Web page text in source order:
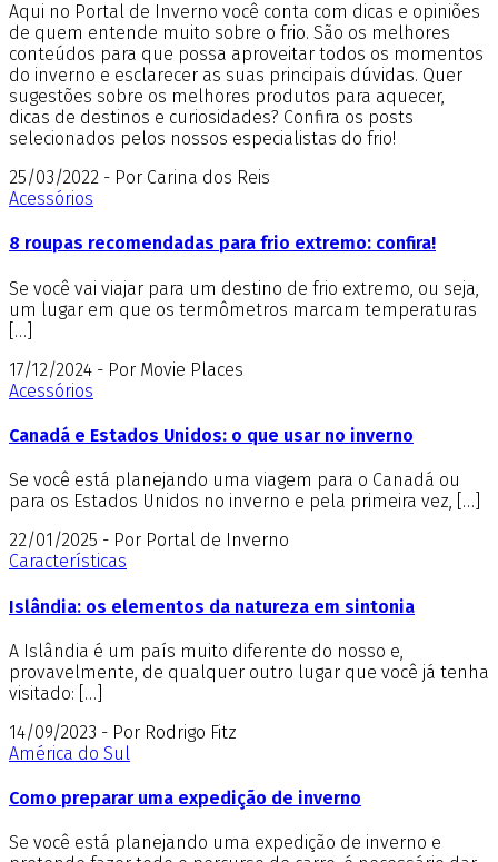
Aqui no Portal de Inverno você conta com dicas e opiniões
de quem entende muito sobre o frio. São os melhores
conteúdos para que possa aproveitar todos os momentos
do inverno e esclarecer as suas principais dúvidas. Quer
sugestões sobre os melhores produtos para aquecer,
dicas de destinos e curiosidades? Confira os posts
selecionados pelos nossos especialistas do frio!
25/03/2022 - Por Carina dos Reis
Acessórios
8 roupas recomendadas para frio extremo: confira!
Se você vai viajar para um destino de frio extremo, ou seja,
um lugar em que os termômetros marcam temperaturas
[…]
17/12/2024 - Por Movie Places
Acessórios
Canadá e Estados Unidos: o que usar no inverno
Se você está planejando uma viagem para o Canadá ou
para os Estados Unidos no inverno e pela primeira vez, […]
22/01/2025 - Por Portal de Inverno
Características
Islândia: os elementos da natureza em sintonia
A Islândia é um país muito diferente do nosso e,
provavelmente, de qualquer outro lugar que você já tenha
visitado: […]
14/09/2023 - Por Rodrigo Fitz
América do Sul
Como preparar uma expedição de inverno
Se você está planejando uma expedição de inverno e